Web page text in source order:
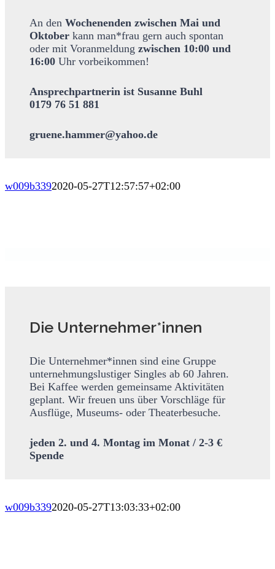
An den Wochenenden zwischen Mai und
Oktober kann man*frau gern auch spontan
oder mit Voranmeldung zwischen 10:00 und
16:00 Uhr vorbeikommen!
Ansprechpartnerin ist Susanne Buhl
0179 76 51 881
gruene.hammer@yahoo.de
w009b3392020-05-27T12:57:57+02:00
Die Unternehmer*innen
Die Unternehmer*innen sind eine Gruppe
unternehmungslustiger Singles ab 60 Jahren.
Bei Kaffee werden gemeinsame Aktivitäten
geplant. Wir freuen uns über Vorschläge für
Ausflüge, Museums- oder Theaterbesuche.
jeden 2. und 4. Montag im Monat / 2-3 €
Spende
w009b3392020-05-27T13:03:33+02:00